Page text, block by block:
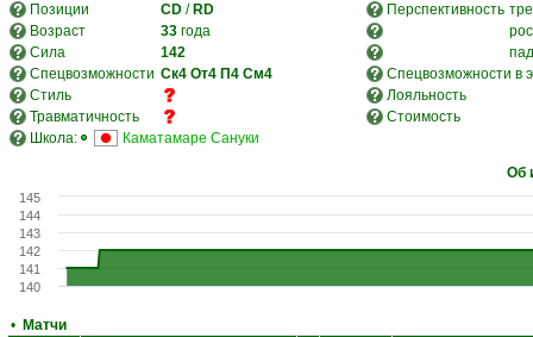
Позиции
CD / RD Перспективность
Возраст
33 года
Сила
142
Спецвозможности Ск4 От4 П4 См4
Спецвозможности в
Стиль
Лояльность
Травматичность
Стоимость
Школа:
Каматамаре Сануки
Об
140
141
142
143
144
145
• Матчи